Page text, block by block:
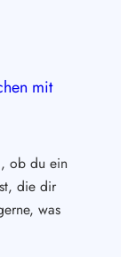
mit
ob du ein
die dir
was